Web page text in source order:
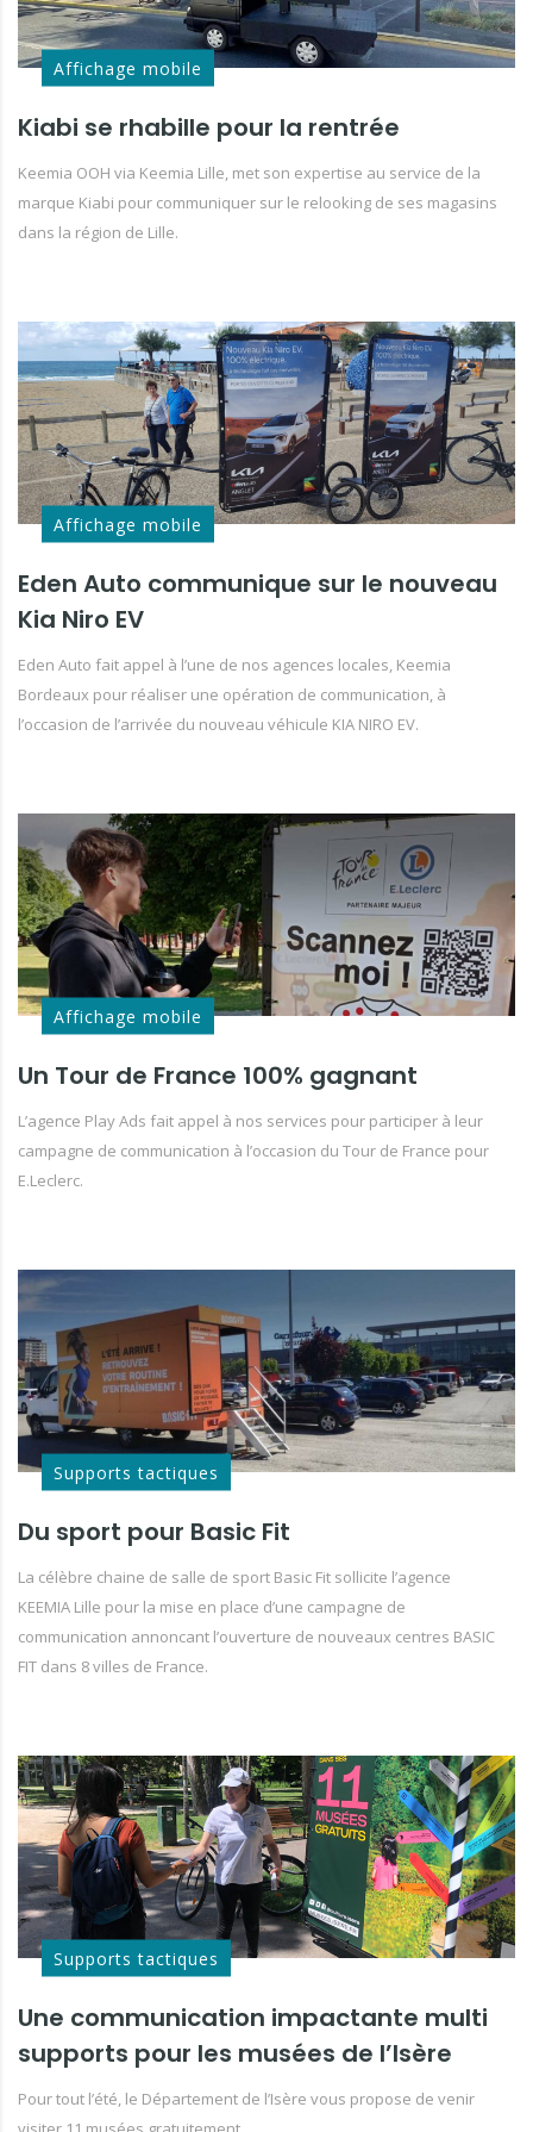
Affichage mobile
Kiabi se rhabille pour la rentrée
Keemia OOH via Keemia Lille, met son expertise au service de la
marque Kiabi pour communiquer sur le relooking de ses magasins
dans la région de Lille.
Affichage mobile
Eden Auto communique sur le nouveau
Kia Niro EV
Eden Auto fait appel à l’une de nos agences locales, Keemia
Bordeaux pour réaliser une opération de communication, à
l’occasion de l’arrivée du nouveau véhicule KIA NIRO EV.
Affichage mobile
Un Tour de France 100% gagnant
L’agence Play Ads fait appel à nos services pour participer à leur
campagne de communication à l’occasion du Tour de France pour
E.Leclerc.
Supports tactiques
Du sport pour Basic Fit
La célèbre chaine de salle de sport Basic Fit sollicite l’agence
KEEMIA Lille pour la mise en place d’une campagne de
communication annoncant l’ouverture de nouveaux centres BASIC
FIT dans 8 villes de France.
Supports tactiques
Une communication impactante multi
supports pour les musées de l’Isère
Pour tout l’été, le Département de l’Isère vous propose de venir